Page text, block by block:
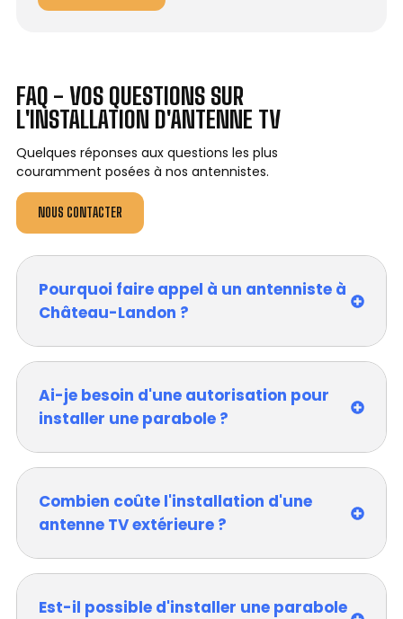
FAQ - VOS QUESTIONS SUR
L'INSTALLATION D'ANTENNE TV
Quelques réponses aux questions les plus
couramment posées à nos antennistes.
NOUS CONTACTER
Pourquoi faire appel à un antenniste à
Château-Landon ?
Ai-je besoin d'une autorisation pour
installer une parabole ?
Combien coûte l'installation d'une
antenne TV extérieure ?
Est-il possible d'installer une parabole